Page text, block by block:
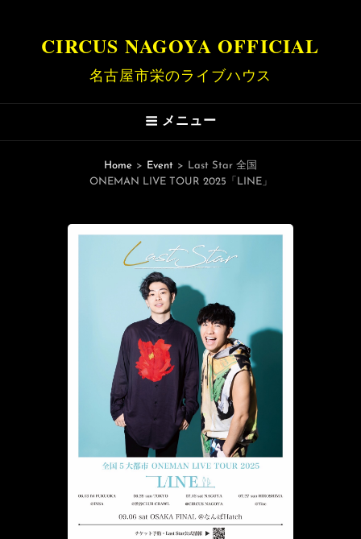
CIRCUS NAGOYA OFFICIAL
名古屋市栄のライブハウス
メニュー
Home > Event >
Last Star 全国
ONEMAN LIVE TOUR 2025「LINE」